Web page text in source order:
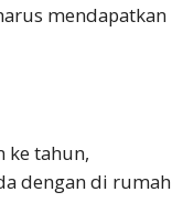
mendapatkan
ke tahun,
dengan di rumah